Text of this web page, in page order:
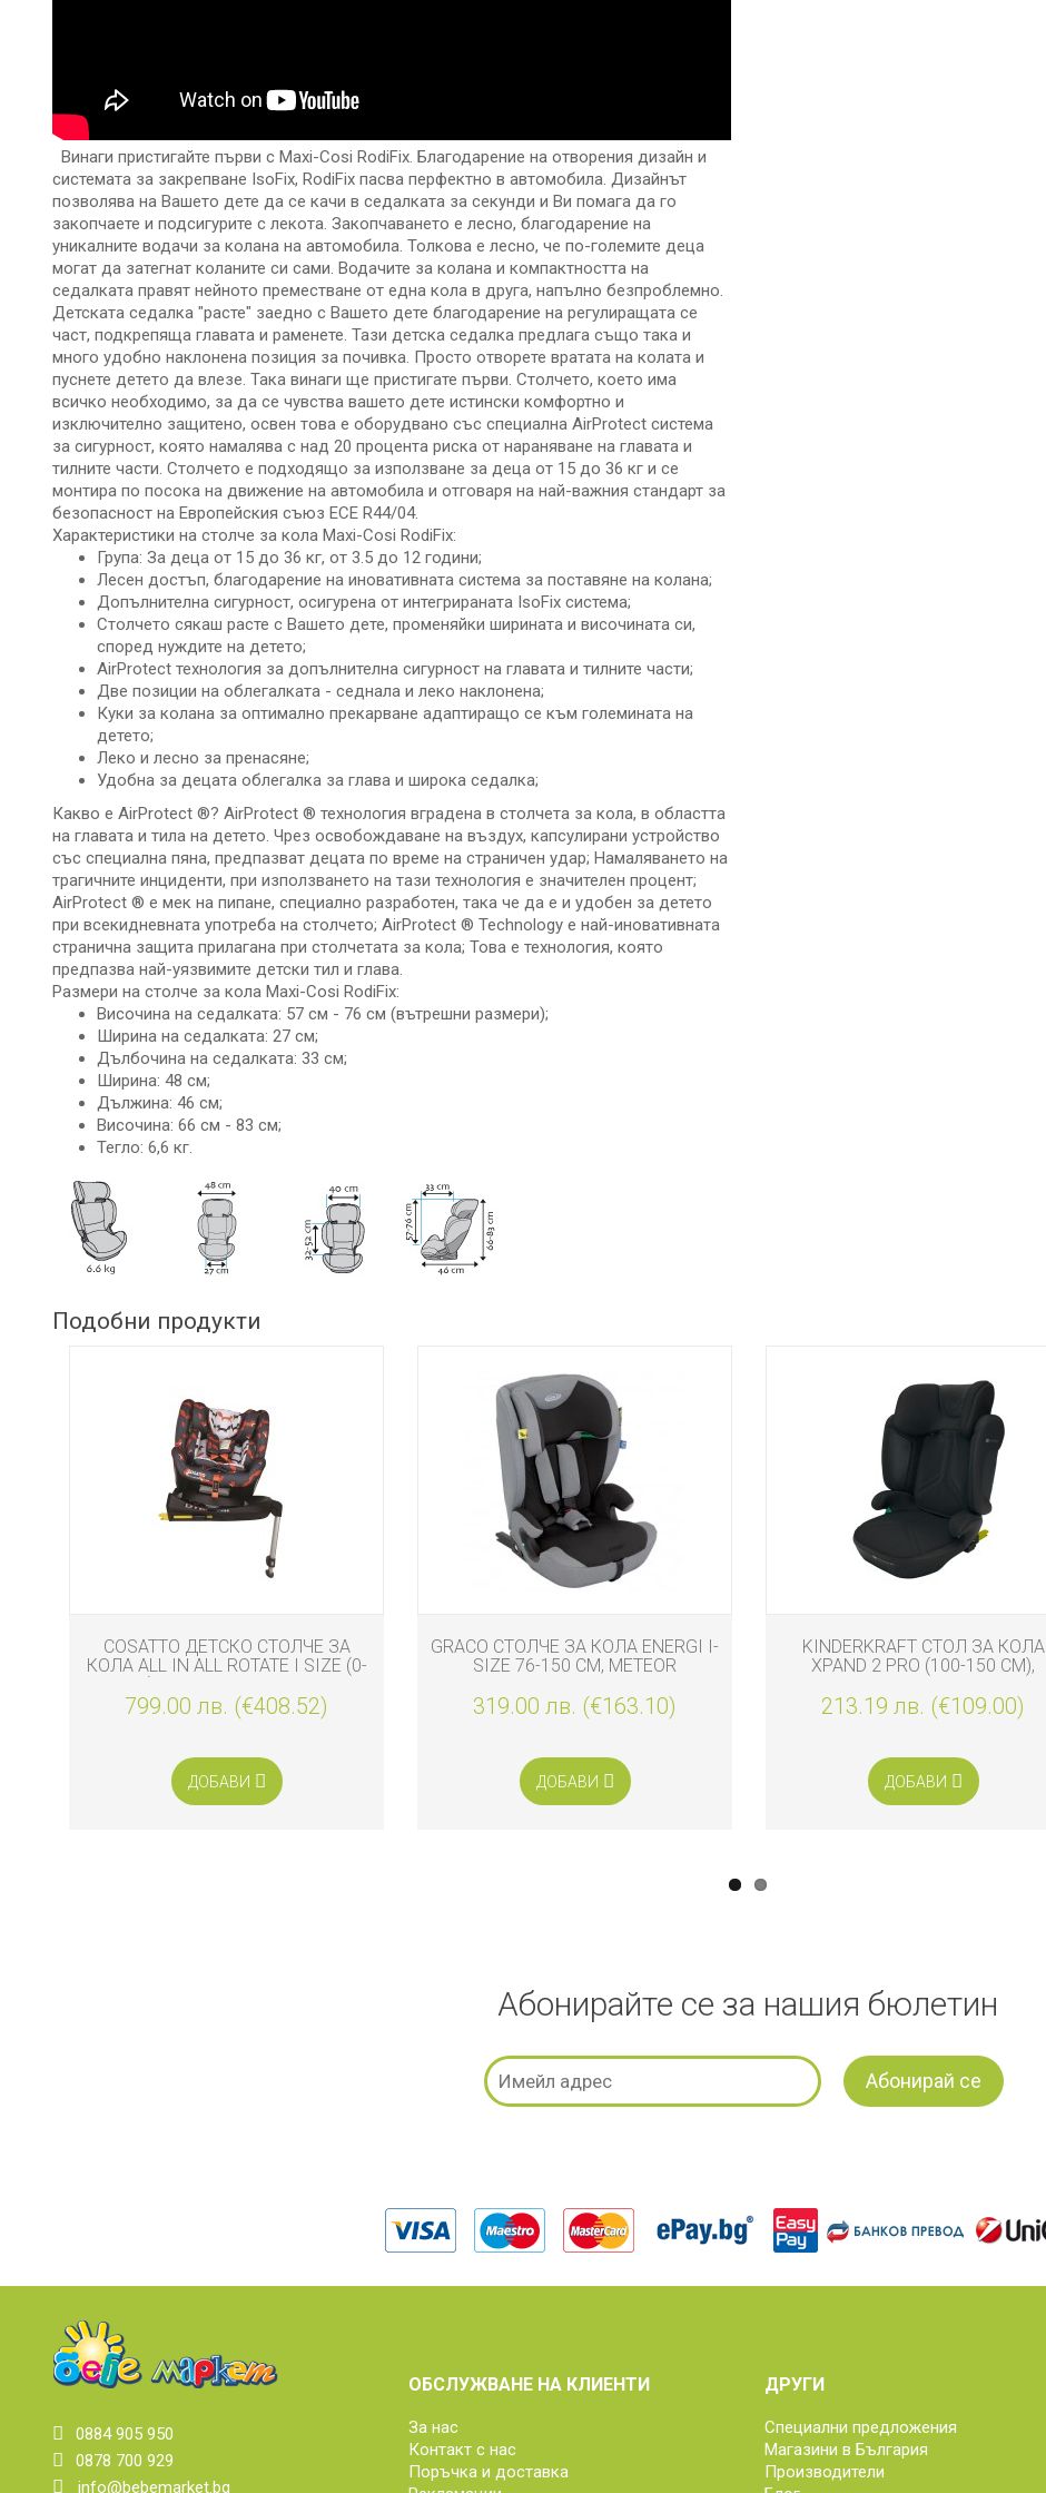
Винаги пристигайте първи с Maxi-Cosi RodiFix. Благодарение на отворения дизайн и
системата за закрепване IsoFix, RodiFix пасва перфектно в автомобила. Дизайнът
позволява на Вашето дете да се качи в седалката за секунди и Ви помага да го
закопчаете и подсигурите с лекота. Закопчаването е лесно, благодарение на
уникалните водачи за колана на автомобила. Толкова е лесно, че по-големите деца
могат да затегнат коланите си сами. Водачите за колана и компактността на
седалката правят нейното преместване от една кола в друга, напълно безпроблемно.
Детската седалка "расте" заедно с Вашето дете благодарение на регулиращата се
част, подкрепяща главата и раменете. Тази детска седалка предлага също така и
много удобно наклонена позиция за почивка. Просто отворете вратата на колата и
пуснете детето да влезе. Така винаги ще пристигате първи. Столчето, което има
всичко необходимо, за да се чувства вашето дете истински комфортно и
изключително защитено, освен това е оборудвано със специална AirProtect система
за сигурност, която намалява с над 20 процента риска от нараняване на главата и
тилните части. Столчето е подходящо за използване за деца от 15 до 36 кг и се
монтира по посока на движение на автомобила и отговаря на най-важния стандарт за
безопасност на Европейския съюз ECE R44/04.
Характеристики на столче за кола Maxi-Cosi RodiFix:
Група: За деца от 15 до 36 кг, oт 3.5 до 12 години;
Лесен достъп, благодарение на иновативната система за поставяне на колана;
Допълнителна сигурност, осигурена от интегрираната IsoFix система;
Столчето сякаш расте с Вашето дете, променяйки ширината и височината си,
според нуждите на детето;
AirProtect технология за допълнителна сигурност на главата и тилните части;
Две позиции на облегалката - седнала и леко наклонена;
Куки за колана за оптимално прекарване адаптиращо се към големината на
детето;
Леко и лесно за пренасяне;
Удобна за децата облегалка за глава и широка седалка;
Какво е AirProtect ®? AirProtect ® технология вградена в столчета за кола, в областта
на главата и тила на детето. Чрез освобождаване на въздух, капсулирани устройство
със специална пяна, предпазват децата по време на страничен удар; Намаляването на
трагичните инциденти, при използването на тази технология е значителен процент;
AirProtect ® е мек на пипане, специално разработен, така че да е и удобен за детето
при всекидневната употреба на столчето; AirProtect ® Technology е най-иновативната
странична защита прилагана при столчетата за кола; Това е технология, която
предпазва най-уязвимите детски тил и глава.
Размери на столче за кола Maxi-Cosi RodiFix:
Височина на седалката: 57 см - 76 см (вътрешни размери);
Ширина на седалката: 27 см;
Дълбочина на седалката: 33 см;
Ширина: 48 см;
Дължина: 46 см;
Височина: 66 см - 83 см;
Тегло: 6,6 кг.
Подобни продукти
COSATTO ДЕТСКО СТОЛЧЕ ЗА
КОЛА ALL IN ALL ROTATE I SIZE (0-
36 КГ) CHARCOAL MISTER FOX
799.00 лв. (€408.52)
ДОБАВИ
GRACO СТОЛЧЕ ЗА КОЛА ENERGI I-
SIZE 76-150 СМ, METEOR
319.00 лв. (€163.10)
ДОБАВИ
KINDERKRAFT СТОЛ ЗА КОЛА
XPAND 2 PRO (100-150 СМ),
213.19 лв. (€109.00)
ДОБАВИ
Абонирайте се за нашия бюлетин
0884 905 950
0878 700 929
info@bebemarket.bg
ОБСЛУЖВАНЕ НА КЛИЕНТИ
За нас
Контакт с нас
Поръчка и доставка
ДРУГИ
Специални предложения
Магазини в България
Производители